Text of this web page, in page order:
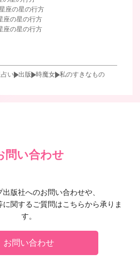
座の星の行方
座の星の行方
座の星の行方
い 出版 時魔女 私のすきなもの
問い合わせ
出版社へのお問い合わせや、
関するご質問はこちらから承りま
す。
お問い合わせ